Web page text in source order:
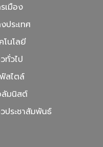
เมือง
ประเทศ
โนโลยี
ทั่วไป
สไตล์
มนิสต์
ประชาสัมพันธ์